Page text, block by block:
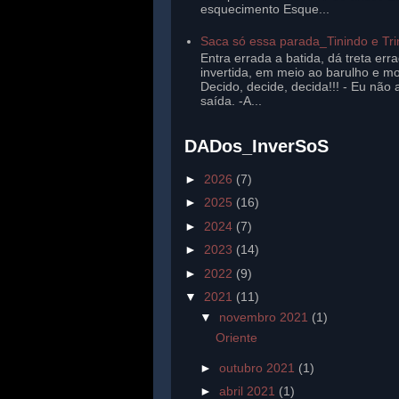
esquecimento Esque...
Saca só essa parada_Tinindo e
Entra errada a batida, dá treta
invertida, em meio ao barulho e
Decido, decide, decida!!! - Eu não
saída. -A...
DADos_InverSoS
► 2026 (7)
► 2025 (16)
► 2024 (7)
► 2023 (14)
► 2022 (9)
▼ 2021 (11)
▼ novembro 2021 (1)
Oriente
► outubro 2021 (1)
► abril 2021 (1)